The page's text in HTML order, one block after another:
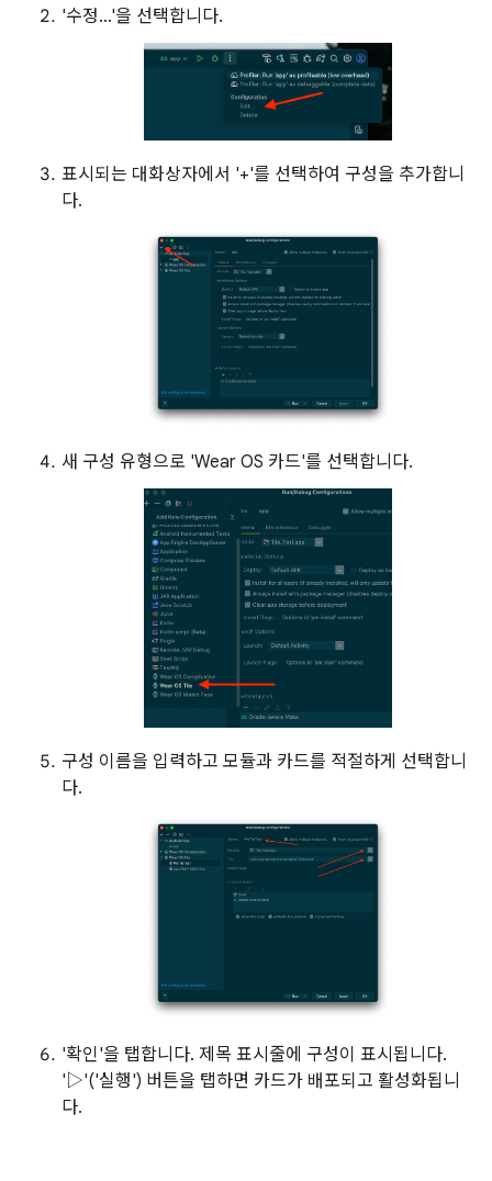
'수정…'을 선택합니다.
표시되는 대화상자에서 '+'를 선택하여 구성을 추가합니
다.
새 구성 유형으로 'Wear OS 카드'를 선택합니다.
구성 이름을 입력하고 모듈과 카드를 적절하게 선택합니
다.
'확인'을 탭합니다. 제목 표시줄에 구성이 표시됩니다.
'▷'('실행') 버튼을 탭하면 카드가 배포되고 활성화됩니
다.